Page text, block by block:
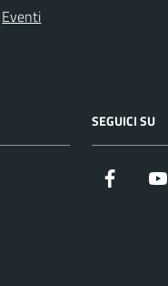
Eventi
SEGUICI SU
Facebook